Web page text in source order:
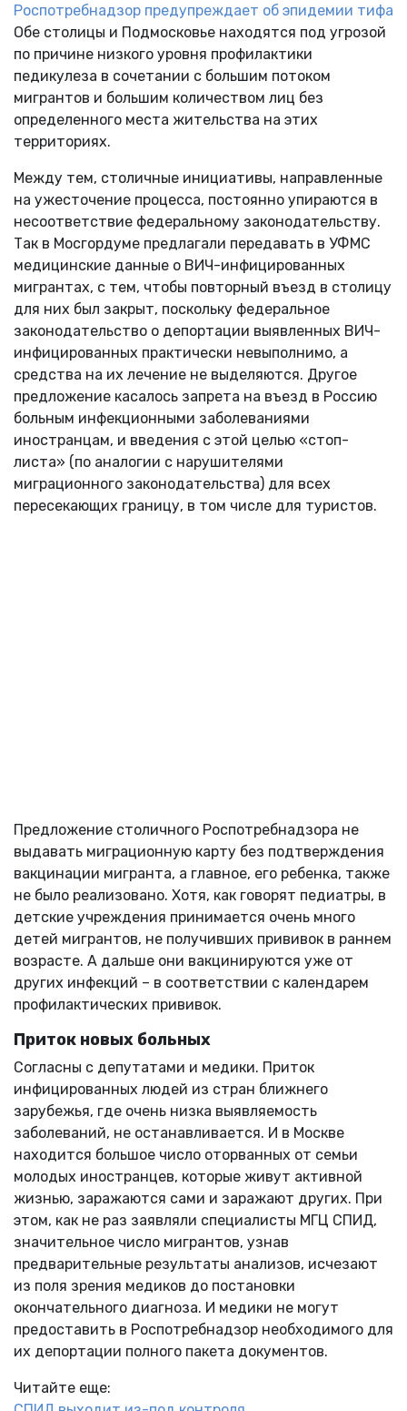
Роспотребнадзор предупреждает об эпидемии тифа
Обе столицы и Подмосковье находятся под угрозой
по причине низкого уровня профилактики
педикулеза в сочетании с большим потоком
мигрантов и большим количеством лиц без
определенного места жительства на этих
территориях.
Между тем, столичные инициативы, направленные
на ужесточение процесса, постоянно упираются в
несоответствие федеральному законодательству.
Так в Мосгордуме предлагали передавать в УФМС
медицинские данные о ВИЧ-инфицированных
мигрантах, с тем, чтобы повторный въезд в столицу
для них был закрыт, поскольку федеральное
законодательство о депортации выявленных ВИЧ-
инфицированных практически невыполнимо, а
средства на их лечение не выделяются. Другое
предложение касалось запрета на въезд в Россию
больным инфекционными заболеваниями
иностранцам, и введения с этой целью «стоп-
листа» (по аналогии с нарушителями
миграционного законодательства) для всех
пересекающих границу, в том числе для туристов.
Предложение столичного Роспотребнадзора не
выдавать миграционную карту без подтверждения
вакцинации мигранта, а главное, его ребенка, также
не было реализовано. Хотя, как говорят педиатры, в
детские учреждения принимается очень много
детей мигрантов, не получивших прививок в раннем
возрасте. А дальше они вакцинируются уже от
других инфекций – в соответствии с календарем
профилактических прививок.
Приток новых больных
Согласны с депутатами и медики. Приток
инфицированных людей из стран ближнего
зарубежья, где очень низка выявляемость
заболеваний, не останавливается. И в Москве
находится большое число оторванных от семьи
молодых иностранцев, которые живут активной
жизнью, заражаются сами и заражают других. При
этом, как не раз заявляли специалисты МГЦ СПИД,
значительное число мигрантов, узнав
предварительные результаты анализов, исчезают
из поля зрения медиков до постановки
окончательного диагноза. И медики не могут
предоставить в Роспотребнадзор необходимого для
их депортации полного пакета документов.
Читайте еще: